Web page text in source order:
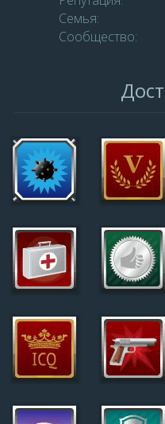
Семья:
Сообщество: